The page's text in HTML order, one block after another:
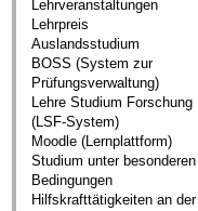
Lehrveranstaltungen
Lehrpreis
Auslandsstudium
BOSS (System zur
Prüfungsverwaltung)
Lehre Studium Forschung
(LSF-System)
Moodle (Lernplattform)
Studium unter besonderen
Bedingungen
Hilfskrafttätigkeiten an der